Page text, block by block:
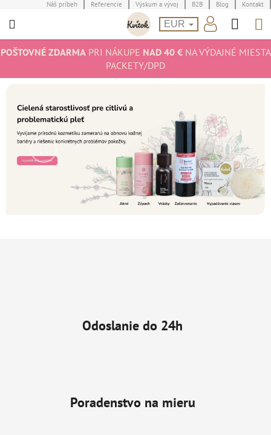
na
Náš príbeh Referencie Výskum a vývoj B2B Blog Kontakt
EUR
POŠTOVNÉ ZDARMAPRI NÁKUPE NAD 40 €NA VÝDAJNÉ MIESTA
PACKETY/DPD
Predchádzajúce
Odoslanie do 24h
Poradenstvo na mieru